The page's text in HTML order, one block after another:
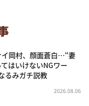
イ岡村、顔面蒼白…“妻
はいけないNGワー
るみガチ説教
2026.08.06